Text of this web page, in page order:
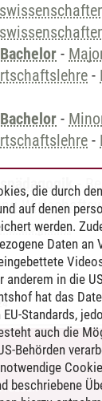
-
-
-
-
-
& Logistik
die durch
auf denen
werden.
Daten an
anderem in die
hat das
Standards,
auch die
Behörden
beschriebene